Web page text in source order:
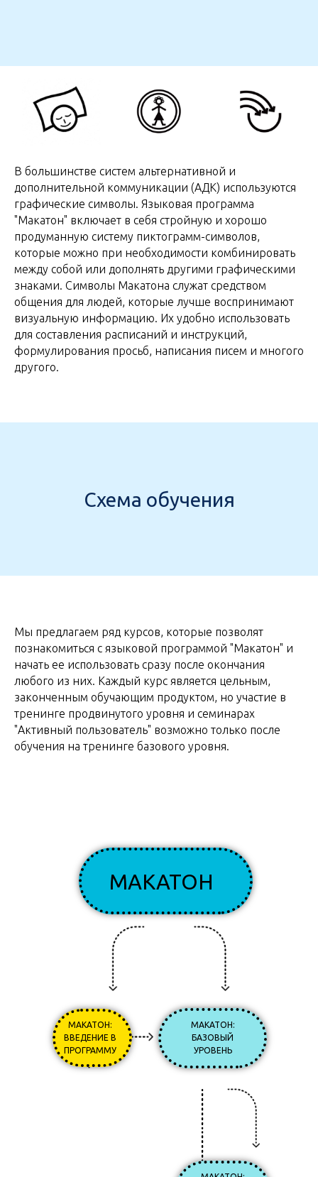
В большинстве систем альтернативной и
дополнительной коммуникации (АДК) используются
графические символы. Языковая программа
"Макатон" включает в себя стройную и хорошо
продуманную систему пиктограмм-символов,
которые можно при необходимости комбинировать
между собой или дополнять другими графическими
знаками. Символы Макатона служат средством
общения для людей, которые лучше воспринимают
визуальную информацию. Их удобно использовать
для составления расписаний и инструкций,
формулирования просьб, написания писем и многого
другого.
Схема обучения
Мы предлагаем ряд курсов, которые позволят
познакомиться с языковой программой "Макатон" и
начать ее использовать сразу после окончания
любого из них. Каждый курс является цельным,
законченным обучающим продуктом, но участие в
тренинге продвинутого уровня и семинарах
"Активный пользователь" возможно только после
обучения на тренинге базового уровня.
МАКАТОН:
БАЗОВЫЙ
УРОВЕНЬ
МАКАТОН:
ВВЕДЕНИЕ В
ПРОГРАММУ
МАКАТОН